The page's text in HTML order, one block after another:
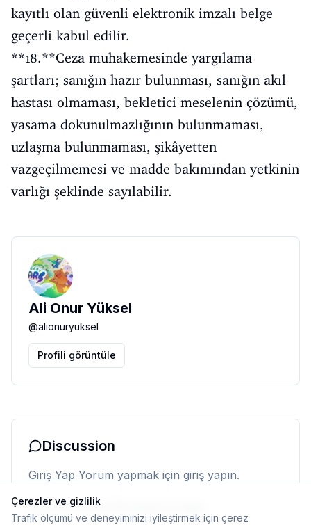
kayıtlı olan güvenli elektronik imzalı belge
geçerli kabul edilir.
**18.**Ceza muhakemesinde yargılama
şartları; sanığın hazır bulunması, sanığın akıl
hastası olmaması, bekletici meselenin çözümü,
yasama dokunulmazlığının bulunmaması,
uzlaşma bulunmaması, şikâyetten
vazgeçilmemesi ve madde bakımından yetkinin
varlığı şeklinde sayılabilir.
Ali Onur Yüksel
@alionuryuksel
Profili görüntüle
Discussion
Giriş Yap Yorum yapmak için giriş yapın.
Henüz yorum yok. İlk yorumu siz yapın.
Çerezler ve gizlilik
Trafik ölçümü ve deneyiminizi iyileştirmek için çerez